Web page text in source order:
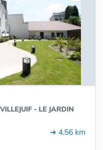
- LE JARDIN
➔ 4.56 km